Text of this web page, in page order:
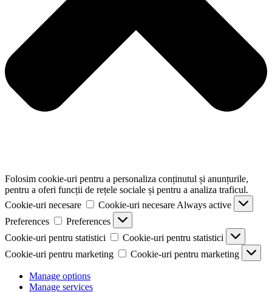
Folosim cookie-uri pentru a personaliza conținutul și anunțurile,
pentru a oferi funcții de rețele sociale și pentru a analiza traficul.
Cookie-uri necesare
Cookie-uri necesare Always active
Preferences
Preferences
Cookie-uri pentru statistici
Cookie-uri pentru statistici
Cookie-uri pentru marketing
Cookie-uri pentru marketing
Manage options
Manage services